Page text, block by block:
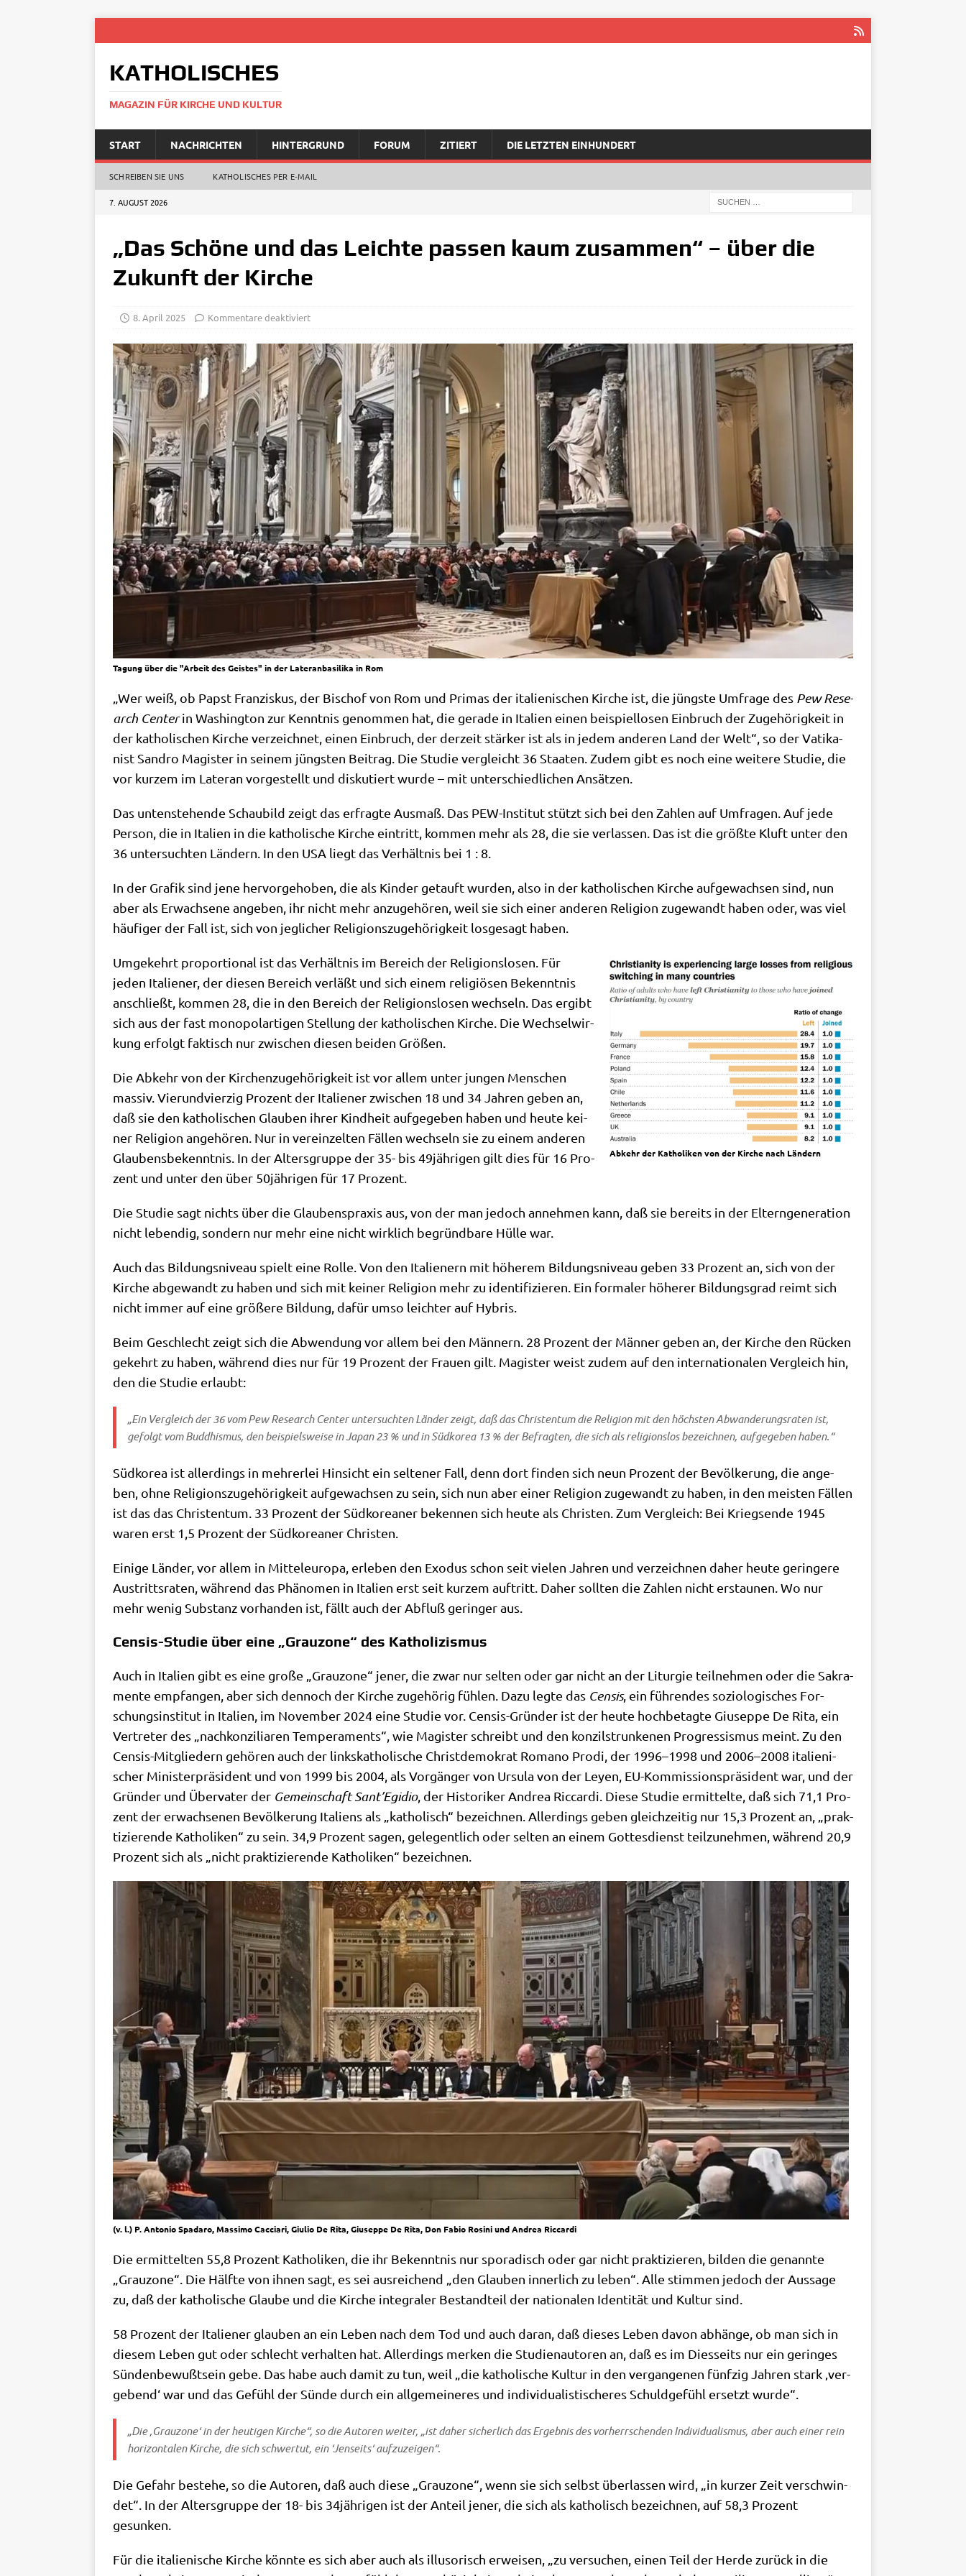
KATHOLISCHES
MAGAZIN FÜR KIRCHE UND KULTUR
START NACHRICHTEN HINTERGRUND FORUM ZITIERT DIE LETZTEN EINHUNDERT
SCHREIBEN SIE UNS KATHOLISCHES PER E‑MAIL
7. AUGUST 2026
„Das Schöne und das Leichte passen kaum zusammen“ – über die
Zukunft der Kirche
8. April 2025 Kommentare deaktiviert
Tagung über die "Arbeit des Geistes" in der Lateranbasilika in Rom
„Wer weiß, ob Papst Fran­zis­kus, der Bischof von Rom und Pri­mas der ita­lie­ni­schen Kir­che ist, die jüng­ste Umfra­ge des Pew Rese­
arch Cen­terin Washing­ton zur Kennt­nis genom­men hat, die gera­de in Ita­li­en einen bei­spiel­lo­sen Ein­bruch der Zuge­hö­rig­keit in
der katho­li­schen Kir­che ver­zeich­net, einen Ein­bruch, der der­zeit stär­ker ist als in jedem ande­ren Land der Welt“, so der Vati­ka­
nist San­dro Magi­ster in sei­nem jüng­sten Bei­trag. Die Stu­die ver­gleicht 36 Staa­ten. Zudem gibt es noch eine wei­te­re Stu­die, die
vor kur­zem im Late­ran vor­ge­stellt und dis­ku­tiert wur­de – mit unter­schied­li­chen Ansätzen.
Das unten­ste­hen­de Schau­bild zeigt das erfrag­te Aus­maß. Das PEW-Insti­tut stützt sich bei den Zah­len auf Umfra­gen. Auf jede
Per­son, die in Ita­li­en in die katho­li­sche Kir­che ein­tritt, kom­men mehr als 28, die sie ver­las­sen. Das ist die größ­te Kluft unter den
36 unter­such­ten Län­dern. In den USA liegt das Ver­hält­nis bei 1 : 8.
In der Gra­fik sind jene her­vor­ge­ho­ben, die als Kin­der getauft wur­den, also in der katho­li­schen Kir­che auf­ge­wach­sen sind, nun
aber als Erwach­se­ne ange­ben, ihr nicht mehr anzu­ge­hö­ren, weil sie sich einer ande­ren Reli­gi­on zuge­wandt haben oder, was viel
häu­fi­ger der Fall ist, sich von jeg­li­cher Reli­gi­ons­zu­ge­hö­rig­keit los­ge­sagt haben.
Abkehr der Katho­li­ken von der Kir­che nach Ländern
Umge­kehrt pro­por­tio­nal ist das Ver­hält­nis im Bereich der Reli­gi­ons­lo­sen. Für
jeden Ita­lie­ner, der die­sen Bereich ver­läßt und sich einem reli­giö­sen Bekennt­nis
anschließt, kom­men 28, die in den Bereich der Reli­gi­ons­lo­sen wech­seln. Das ergibt
sich aus der fast mono­pol­ar­ti­gen Stel­lung der katho­li­schen Kir­che. Die Wech­sel­wir­
kung erfolgt fak­tisch nur zwi­schen die­sen bei­den Größen.
Die Abkehr von der Kir­chen­zu­ge­hö­rig­keit ist vor allem unter jun­gen Men­schen
mas­siv. Vier­und­vier­zig Pro­zent der Ita­lie­ner zwi­schen 18 und 34 Jah­ren geben an,
daß sie den katho­li­schen Glau­ben ihrer Kind­heit auf­ge­ge­ben haben und heu­te kei­
ner Reli­gi­on ange­hö­ren. Nur in ver­ein­zel­ten Fäl­len wech­seln sie zu einem ande­ren
Glau­bens­be­kennt­nis. In der Alters­grup­pe der 35- bis 49jährigen gilt dies für 16 Pro­
zent und unter den über 50jährigen für 17 Prozent.
Die Stu­die sagt nichts über die Glau­bens­pra­xis aus, von der man jedoch anneh­men kann, daß sie bereits in der Eltern­ge­nera­ti­on
nicht leben­dig, son­dern nur mehr eine nicht wirk­lich begründ­ba­re Hül­le war.
Auch das Bil­dungs­ni­veau spielt eine Rol­le. Von den Ita­lie­nern mit höhe­rem Bil­dungs­ni­veau geben 33 Pro­zent an, sich von der
Kir­che abge­wandt zu haben und sich mit kei­ner Reli­gi­on mehr zu iden­ti­fi­zie­ren. Ein for­ma­ler höhe­rer Bil­dungs­grad reimt sich
nicht immer auf eine grö­ße­re Bil­dung, dafür umso leich­ter auf Hybris.
Beim Geschlecht zeigt sich die Abwen­dung vor allem bei den Män­nern. 28 Pro­zent der Män­ner geben an, der Kir­che den Rücken
gekehrt zu haben, wäh­rend dies nur für 19 Pro­zent der Frau­en gilt. Magi­ster weist zudem auf den inter­na­tio­na­len Ver­gleich hin,
den die Stu­die erlaubt:
„Ein Ver­gleich der 36 vomPew Rese­arch Cen­terunter­such­ten Län­der zeigt, daß das Chri­sten­tum die Reli­gi­on mit den höch­sten Abwan­de­rungs­ra­ten ist,
gefolgt vom Bud­dhis­mus, den bei­spiels­wei­se in Japan 23 % und in Süd­ko­rea 13 % der Befrag­ten, die sich als reli­gi­ons­los bezeich­nen, auf­ge­ge­ben haben.“
Süd­ko­rea ist aller­dings in meh­rer­lei Hin­sicht ein sel­te­ner Fall, denn dort fin­den sich neun Pro­zent der Bevöl­ke­rung, die ange­
ben, ohne Reli­gi­ons­zu­ge­hö­rig­keit auf­ge­wach­sen zu sein, sich nun aber einer Reli­gi­on zuge­wandt zu haben, in den mei­sten Fäl­len
ist das das Chri­sten­tum. 33 Pro­zent der Süd­ko­rea­ner beken­nen sich heu­te als Chri­sten. Zum Ver­gleich: Bei Kriegs­en­de 1945
waren erst 1,5 Pro­zent der Süd­ko­rea­ner Christen.
Eini­ge Län­der, vor allem in Mit­tel­eu­ro­pa, erle­ben den Exodus schon seit vie­len Jah­ren und ver­zeich­nen daher heu­te gerin­ge­re
Aus­tritts­ra­ten, wäh­rend das Phä­no­men in Ita­li­en erst seit kur­zem auf­tritt. Daher soll­ten die Zah­len nicht erstau­nen. Wo nur
mehr wenig Sub­stanz vor­han­den ist, fällt auch der Abfluß gerin­ger aus.
Censis-Studie über eine „Grauzone“ des Katholizismus
Auch in Ita­li­en gibt es eine gro­ße „Grau­zo­ne“ jener, die zwar nur sel­ten oder gar nicht an der Lit­ur­gie teil­neh­men oder die Sakra­
men­te emp­fan­gen, aber sich den­noch der Kir­che zuge­hö­rig füh­len. Dazu leg­te das Cen­sis, ein füh­ren­des sozio­lo­gi­sches For­
schungs­in­sti­tut in Ita­li­en, im Novem­ber 2024 eine Stu­die vor. Cen­sis-Grün­der ist der heu­te hoch­be­tag­te Giu­sep­pe De Rita, ein
Ver­tre­ter des „nach­kon­zi­lia­ren Tem­pe­ra­ments“, wie Magi­ster schreibt und den kon­zil­s­trun­ke­nen Pro­gres­sis­mus meint. Zu den
Cen­sis-Mit­glie­dern gehö­ren auch der links­ka­tho­li­sche Christ­de­mo­krat Roma­no Pro­di, der 1996–1998 und 2006–2008 ita­lie­ni­
scher Mini­ster­prä­si­dent und von 1999 bis 2004, als Vor­gän­ger von Ursu­la von der Ley­en, EU-Kom­mis­si­ons­prä­si­dent war, und der
Grün­der und Über­va­ter der Gemein­schaft Sant’Egidio, der Histo­ri­ker Andrea Ric­car­di. Die­se Stu­die ermit­tel­te, daß sich 71,1 Pro­
zent der erwach­se­nen Bevöl­ke­rung Ita­li­ens als „katho­lisch“ bezeich­nen. Aller­dings geben gleich­zei­tig nur 15,3 Pro­zent an, „prak­
ti­zie­ren­de Katho­li­ken“ zu sein. 34,9 Pro­zent sagen, gele­gent­lich oder sel­ten an einem Got­tes­dienst teil­zu­neh­men, wäh­rend 20,9
Pro­zent sich als „nicht prak­ti­zie­ren­de Katho­li­ken“ bezeichnen.
(v. l.) P. Anto­nio Spa­da­ro, Mas­si­mo Cac­cia­ri, Giu­lio De Rita, Giu­sep­pe De Rita, Don Fabio Rosi­ni und Andrea Riccardi
Die ermit­tel­ten 55,8 Pro­zent Katho­li­ken, die ihr Bekennt­nis nur spo­ra­disch oder gar nicht prak­ti­zie­ren, bil­den die genann­te
„Grau­zo­ne“. Die Hälf­te von ihnen sagt, es sei aus­rei­chend „den Glau­ben inner­lich zu leben“. Alle stim­men jedoch der Aus­sa­ge
zu, daß der katho­li­sche Glau­be und die Kir­che inte­gra­ler Bestand­teil der natio­na­len Iden­ti­tät und Kul­tur sind.
58 Pro­zent der Ita­lie­ner glau­ben an ein Leben nach dem Tod und auch dar­an, daß die­ses Leben davon abhän­ge, ob man sich in
die­sem Leben gut oder schlecht ver­hal­ten hat. Aller­dings mer­ken die Stu­di­en­au­toren an, daß es im Dies­seits nur ein gerin­ges
Sün­den­be­wußt­sein gebe. Das habe auch damit zu tun, weil „die katho­li­sche Kul­tur in den ver­gan­ge­nen fünf­zig Jah­ren stark ‚ver­
ge­bend‘ war und das Gefühl der Sün­de durch ein all­ge­mei­ne­res und indi­vi­dua­li­sti­sche­res Schuld­ge­fühl ersetzt wurde“.
„Die ‚Grau­zo­ne‘ in der heu­ti­gen Kir­che“, so die Autoren wei­ter, „ist daher sicher­lich das Ergeb­nis des vor­herr­schen­den Indi­vi­dua­lis­mus, aber auch einer rein
hori­zon­ta­len Kir­che, die sich schwer­tut, ein ‘Jen­seits‘ aufzuzeigen“.
Die Gefahr bestehe, so die Autoren, daß auch die­se „Grau­zo­ne“, wenn sie sich selbst über­las­sen wird, „in kur­zer Zeit ver­schwin­
det“. In der Alters­grup­pe der 18- bis 34jährigen ist der Anteil jener, die sich als katho­lisch bezeich­nen, auf 58,3 Pro­zent
gesunken.
Für die ita­lie­ni­sche Kir­che könn­te es sich aber auch als illu­so­risch erwei­sen, „zu ver­su­chen, einen Teil der Her­de zurück in die